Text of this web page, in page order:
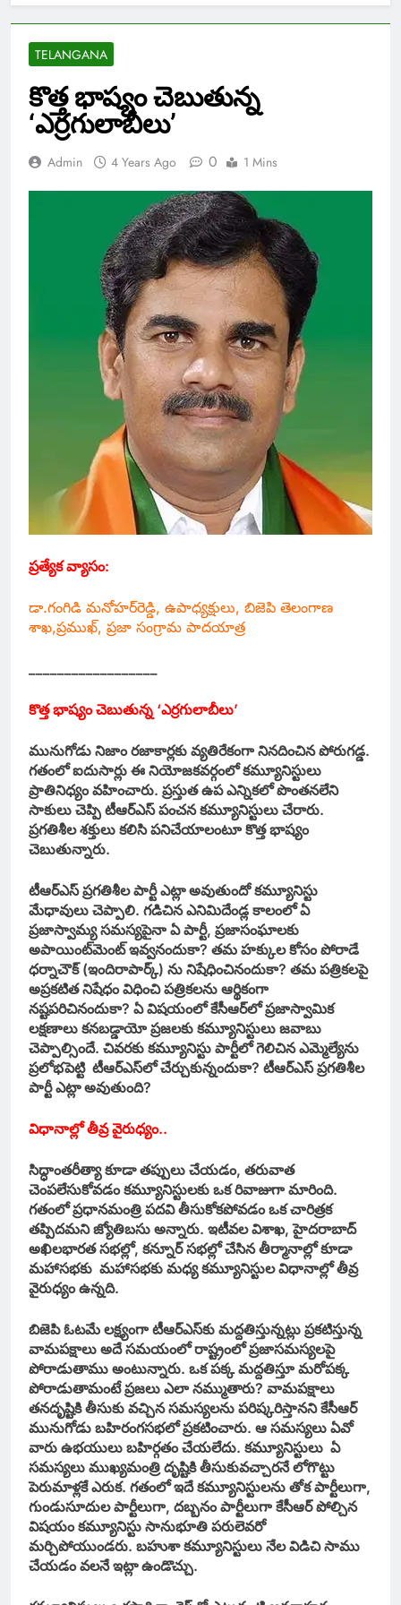
TELANGANA
కొత్త భాష్యం చెబుతున్న
‘ఎర్రగులాబీలు’
Admin 4 Years Ago 0 1 Mins
ప్రత్యేక వ్యాసం:
డా.గంగిడి మనోహర్‌రెడ్డి, ఉపాధ్యక్షులు, బిజెపి తెలంగాణ
శాఖ,ప్రముఖ్‌, ప్రజా సంగ్రామ పాదయాత్ర
కొత్త భాష్యం చెబుతున్న ‘ఎర్రగులాబీలు’
మునుగోడు నిజాం రజాకార్లకు వ్యతిరేకంగా నినదించిన పోరుగడ్డ.
గతంలో ఐదుసార్లు ఈ నియోజకవర్గంలో కమ్యూనిస్టులు
ప్రాతినిధ్యం వహించారు. ప్రస్తుత ఉప ఎన్నికలో పొంతనలేని
సాకులు చెప్పి టీఆర్‌ఎస్‌ పంచన కమ్యూనిస్టులు చేరారు.
ప్రగతిశీల శక్తులు కలిసి పనిచేయాలంటూ కొత్త భాష్యం
చెబుతున్నారు.
టీఆర్‌ఎస్‌ ప్రగతిశీల పార్టీ ఎట్లా అవుతుందో కమ్యూనిస్టు
మేధావులు చెప్పాలి. గడిచిన ఎనిమిదేండ్ల కాలంలో ఏ
ప్రజాస్వామ్య సమస్యపైనా ఏ పార్టీ, ప్రజాసంఘాలకు
అపాయింట్‌మెంట్‌ ఇవ్వనందుకా? తమ హక్కుల కోసం పోరాడే
ధర్నాచౌక్‌ (ఇందిరాపార్క్‌) ను నిషేధించినందుకా? తమ పత్రికలపై
అప్రకటిత నిషేధం విధించి పత్రికలను ఆర్థికంగా
నష్టపరిచినందుకా? ఏ విషయంలో కేసీఆర్‌లో ప్రజాస్వామిక
లక్షణాలు కనబడ్డాయో ప్రజలకు కమ్యూనిస్టులు జవాబు
చెప్పాల్సిందే. చివరకు కమ్యూనిస్టు పార్టీలో గెలిచిన ఎమ్మెల్యేను
ప్రలోభపెట్టి టీఆర్‌ఎస్‌లో చేర్చుకున్నందుకా? టీఆర్‌ఎస్‌ ప్రగతిశీల
పార్టీ ఎట్లా అవుతుంది?
విధానాల్లో తీవ్ర వైరుధ్యం..
సిద్ధాంతరీత్యా కూడా తప్పులు చేయడం, తరువాత
చెంపలేసుకోవడం కమ్యూనిస్టులకు ఒక రివాజుగా మారింది.
గతంలో ప్రధానమంత్రి పదవి తీసుకోకపోవడం ఒక చారిత్రక
తప్పిదమని జ్యోతిబసు అన్నారు. ఇటీవల విశాఖ, హైదరాబాద్‌
అఖిలభారత సభల్లో, కన్నూర్‌ సభల్లో చేసిన తీర్మానాల్లో కూడా
మహాసభకు మహాసభకు మధ్య కమ్యూనిస్టుల విధానాల్లో తీవ్ర
వైరుధ్యం ఉన్నది.
బిజెపి ఓటమే లక్ష్యంగా టీఆర్‌ఎస్‌కు మద్దతిస్తున్నట్లు ప్రకటిస్తున్న
వామపక్షాలు అదే సమయంలో రాష్ట్రంలో ప్రజాసమస్యలపై
పోరాడుతాము అంటున్నారు. ఒక పక్క మద్దతిస్తూ మరోపక్క
పోరాడుతామంటే ప్రజలు ఎలా నమ్ముతారు? వామపక్షాలు
తనదృష్టికి తీసుకు వచ్చిన సమస్యలను పరిష్కరిస్తానని కేసీఆర్‌
మునుగోడు బహిరంగసభలో ప్రకటించారు. ఆ సమస్యలు ఏవో
వారు ఉభయులు బహిర్గతం చేయలేదు. కమ్యూనిస్టులు ఏ
సమస్యలు ముఖ్యమంత్రి దృష్టికి తీసుకువచ్చారనే లోగొట్టు
పెరుమాళ్లకే ఎరుక. గతంలో ఇదే కమ్యూనిస్టులను తోక పార్టీలుగా,
గుండుసూదుల పార్టీలుగా, దబ్బనం పార్టీలుగా కేసీఆర్‌ పోల్చిన
విషయం కమ్యూనిస్టు సానుభూతి పరులెవరో
మర్చిపోయుండరు. బహుశా కమ్యూనిస్టులు నేల విడిచి సాము
చేయడం వలనే ఇట్లా ఉండొచ్చు.